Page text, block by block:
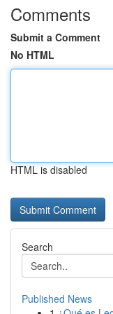
Comments
Submit a Comment
No HTML
HTML is disabled
Search
Published News